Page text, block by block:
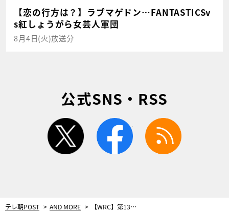
【恋の行方は？】ラブマゲドン…FANTASTICSv
s紅しょうがら女芸人軍団
8月4日(火)放送分
公式SNS・RSS
twitter facebook
テレ朝POST AND MORE 【WRC】第13戦ウェールズ･ラリーGB 最終結果